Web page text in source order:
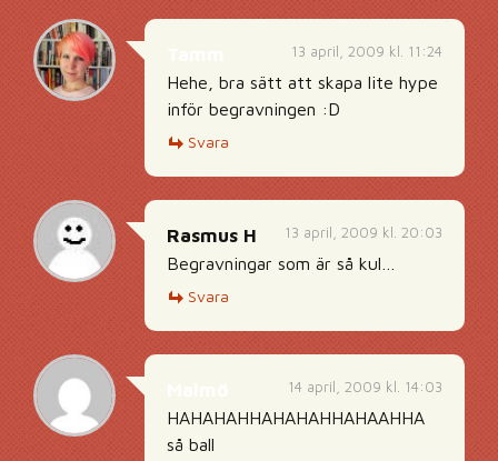
13 april, 2009 kl. 11:24
Hehe, bra sätt att skapa lite hype
inför begravningen :D
Svara
13 april, 2009 kl. 20:03
Rasmus H
Begravningar som är så kul…
Svara
14 april, 2009 kl. 14:03
HAHAHAHHAHAHAHHAHAAHHA
så ball